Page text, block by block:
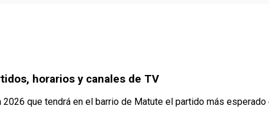
horarios y canales de TV
que tendrá en el barrio de Matute el partido más esperado